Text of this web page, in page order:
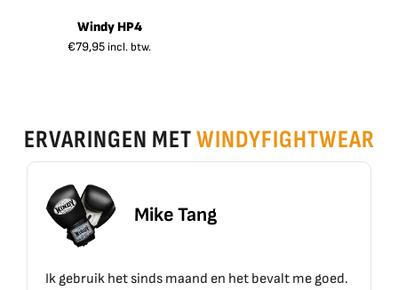
Windy HP4
€79,95 incl. btw.
ERVARINGEN METWINDYFIGHTWEAR
en het bevalt me goed.
Top materiaal, top